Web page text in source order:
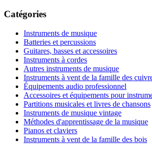
Catégories
Instruments de musique
Batteries et percussions
Guitares, basses et accessoires
Instruments à cordes
Autres instruments de musique
Instruments à vent de la famille des
Équipements audio professionnel
Accessoires et équipements pour
Partitions musicales et livres de chansons
Instruments de musique vintage
Méthodes d'apprentissage de la musique
Pianos et claviers
Instruments à vent de la famille des bois